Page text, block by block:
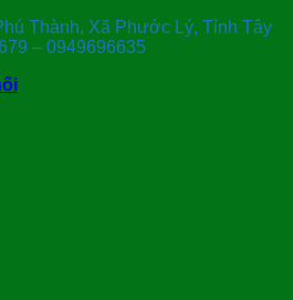
Thành, Xã Phước Lý, Tỉnh Tây
– 0949696635